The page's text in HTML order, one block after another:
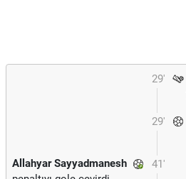
29'
29'
41'
Allahyar Sayyadmanesh